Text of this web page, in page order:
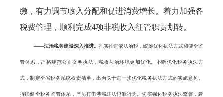
缴，有力调节收入分配和促进消费增长。着力加强各
税费管理，顺利完成4项非税收入征管职责划转。
——法治税务建设深入推进。 扎实推进依法治税，统筹优化执法方式和健全监
管体系，严格规范公正文明执法，税收法治环境更加优化。不断优化税务执法方
式，制定全省税务系统权责清单，出台关于进一步优化税务执法方式的实施意见。
持续健全税务监管体系，严厉打击涉税违法犯罪行为。切实强化税务执法监督，建